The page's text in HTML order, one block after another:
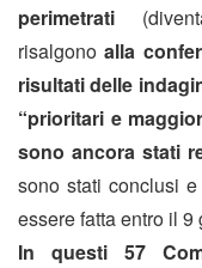
perimetrati
risalgonoalla
risultati delle
“prioritari e
sono ancora stati
sono stati conclusi
essere fatta entro il 9
In questi 57